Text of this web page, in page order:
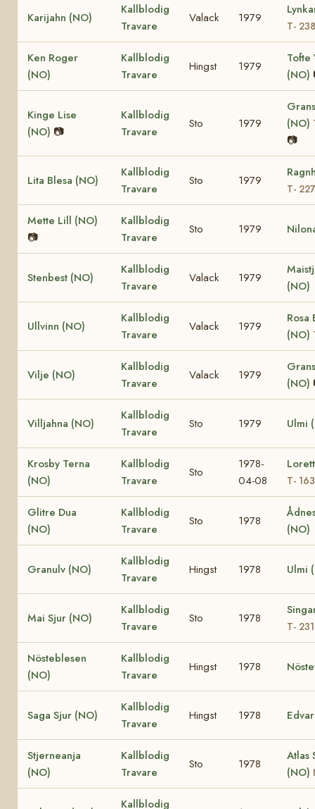
Karijahn (NO)
Kallblodig
Travare
Valack 1979
T-
Ken Roger
(NO)
Kallblodig
Travare
Hingst 1979
Tofte
(NO)
Kinge Lise
(NO) 📷
Kallblodig
Travare
Sto 1979
(NO)
📷
Lita Blesa (NO)
Kallblodig
Travare
Sto 1979
T-
Mette Lill (NO)
📷
Kallblodig
Travare
Sto 1979
Stenbest (NO)
Kallblodig
Travare
Valack 1979
(NO)
Ullvinn (NO)
Kallblodig
Travare
Valack 1979
Rosa
(NO)
Vilje (NO)
Kallblodig
Travare
Valack 1979
(NO)
Villjahna (NO)
Kallblodig
Travare
Sto 1979 Ulmi
Krosby Terna
(NO)
Kallblodig
Travare
Sto
1978-
04-08
T-
Glitre Dua
(NO)
Kallblodig
Travare
Sto 1978
(NO)
Granulv (NO)
Kallblodig
Travare
Hingst 1978 Ulmi
Mai Sjur (NO)
Kallblodig
Travare
Sto 1978
T-
Nösteblesen
(NO)
Kallblodig
Travare
Hingst 1978
Saga Sjur (NO)
Kallblodig
Travare
Hingst 1978
Stjerneanja
(NO)
Kallblodig
Travare
Sto 1978
Atlas
(NO)
Kallblodig